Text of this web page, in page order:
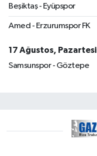
Beşiktaş - Eyüpspor
Amed - Erzurumspor FK
17 Ağustos, Pazartesi
Samsunspor - Göztepe